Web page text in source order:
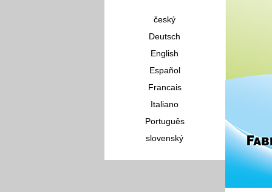
český
Deutsch
English
Español
Francais
Italiano
Português
slovenský